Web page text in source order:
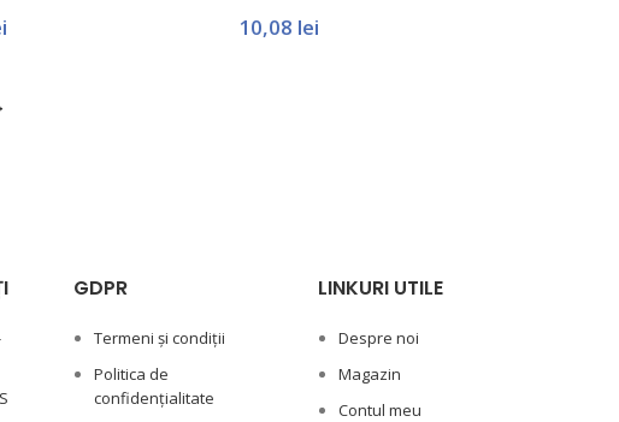
10,08 lei
GDPR
Termeni și condiții
Politica de
confidențialitate
LINKURI UTILE
Despre noi
Magazin
Contul meu